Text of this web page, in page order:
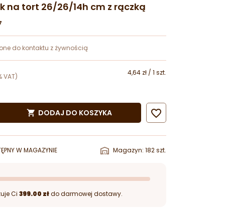
na tort 26/26/14h cm z rączką
do kontaktu z żywnością
VAT) 4,64 zł / 1 szt.
 DODAJ DO KOSZYKA 
W MAGAZYNIE Magazyn: 182 szt.
Ci 399.00 złdo darmowej dostawy.